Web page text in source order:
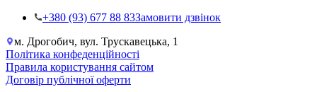
+38‎0 (93) 677 88 83Замовити дзвінок
м. Дрогобич, вул. Трускавецька, 1
Політика конфеденційності
Правила користування сайтом
Договір публічної оферти